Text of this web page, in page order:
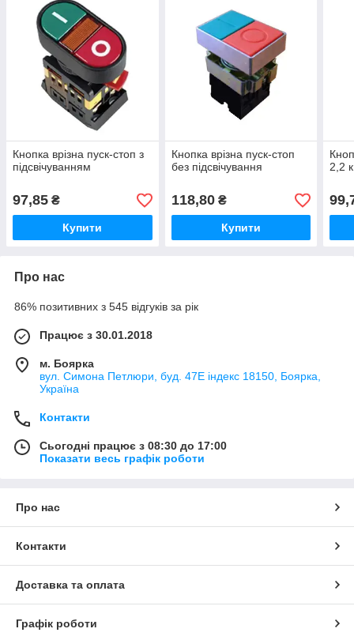
Кнопка врізна пуск-стоп з
підсвічуванням
97,85 ₴
Купити
Кнопка врізна пуск-стоп
без підсвічування
118,80₴
Купити
2,2
Про нас
86% позитивних з 545 відгуків за рік
Працює з 30.01.2018
м. Боярка
вул. Симона Петлюри, буд. 47Е індекс 18150, Боярка,
Україна
Контакти
Сьогодні працює з 08:30 до 17:00
Показати весь графік роботи
Про нас
Контакти
Доставка та оплата
Графік роботи